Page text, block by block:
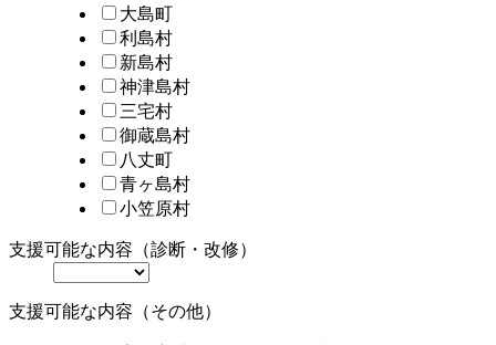
大島町
利島村
新島村
神津島村
三宅村
御蔵島村
八丈町
青ヶ島村
小笠原村
支援可能な内容（診断・改修）
支援可能な内容（その他）